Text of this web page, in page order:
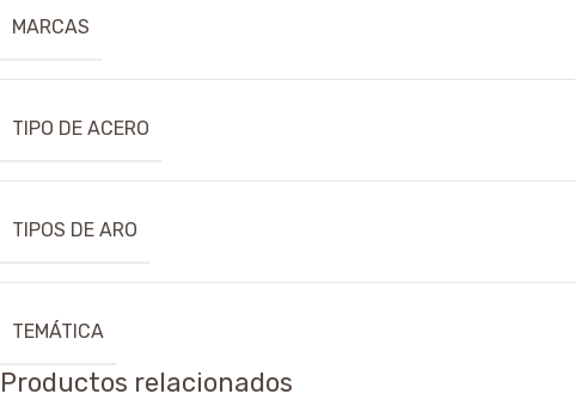
MARCAS
TIPO DE ACERO
TIPOS DE ARO
TEMÁTICA
Productos relacionados